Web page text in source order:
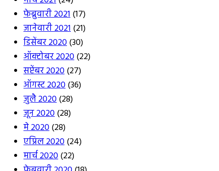
फेब्रुवारी 2021(17)
जानेवारी 2021(21)
डिसेंबर 2020(30)
ऑक्टोबर 2020(22)
सप्टेंबर 2020(27)
ऑगस्ट 2020(36)
जुलै 2020(28)
जून 2020(28)
मे 2020(28)
एप्रिल 2020(24)
मार्च 2020(22)